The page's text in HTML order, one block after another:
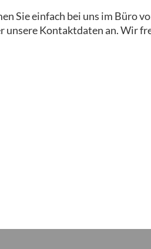
Sie einfach bei uns im Büro
unsere Kontaktdaten an. Wir